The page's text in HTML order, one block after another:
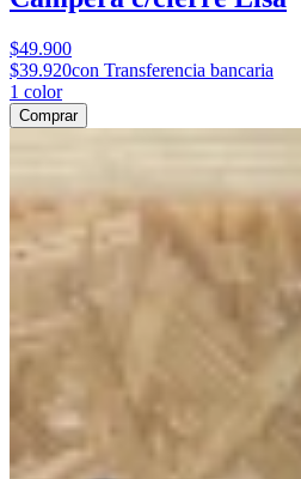
$49.900
$39.920con Transferencia bancaria
1 color
Comprar